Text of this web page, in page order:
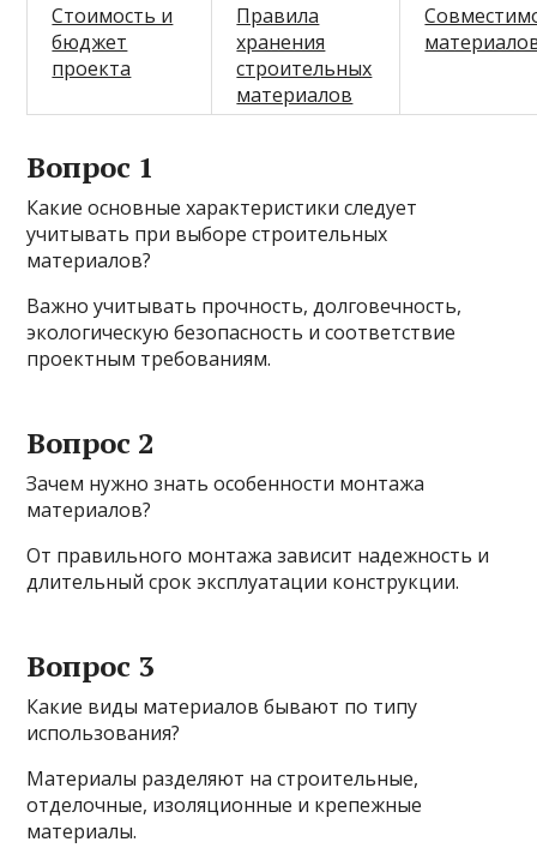
Стоимость и
бюджет
проекта
Правила
хранения
строительных
материалов
Вопрос 1
Какие основные характеристики следует
учитывать при выборе строительных
материалов?
Важно учитывать прочность, долговечность,
экологическую безопасность и соответствие
проектным требованиям.
Вопрос 2
Зачем нужно знать особенности монтажа
материалов?
От правильного монтажа зависит надежность и
длительный срок эксплуатации конструкции.
Вопрос 3
Какие виды материалов бывают по типу
использования?
Материалы разделяют на строительные,
отделочные, изоляционные и крепежные
материалы.